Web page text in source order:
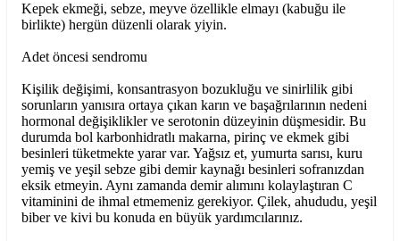
Kepek ekmeği, sebze, meyve özellikle elmayı (kabuğu ile
birlikte) hergün düzenli olarak yiyin.
Adet öncesi sendromu
Kişilik değişimi, konsantrasyon bozukluğu ve sinirlilik gibi
sorunların yanısıra ortaya çıkan karın ve başağrılarının nedeni
hormonal değişiklikler ve serotonin düzeyinin düşmesidir. Bu
durumda bol karbonhidratlı makarna, pirinç ve ekmek gibi
besinleri tüketmekte yarar var. Yağsız et, yumurta sarısı, kuru
yemiş ve yeşil sebze gibi demir kaynağı besinleri sofranızdan
eksik etmeyin. Aynı zamanda demir alımını kolaylaştıran C
vitaminini de ihmal etmemeniz gerekiyor. Çilek, ahududu, yeşil
biber ve kivi bu konuda en büyük yardımcılarınız.